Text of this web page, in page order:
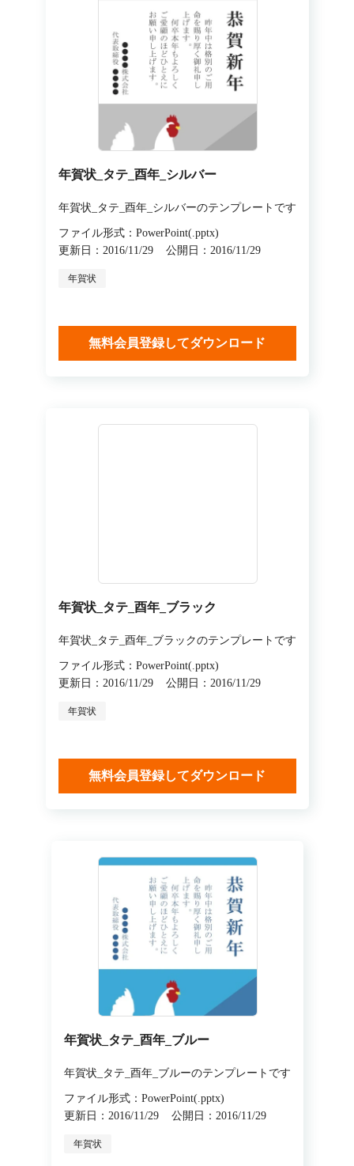
年賀状_タテ_酉年_シルバー
年賀状_タテ_酉年_シルバーのテンプレートです
ファイル形式：PowerPoint(.pptx)
更新日：2016/11/29
公開日：2016/11/29
年賀状
無料会員登録してダウンロード
年賀状_タテ_酉年_ブラック
年賀状_タテ_酉年_ブラックのテンプレートです
ファイル形式：PowerPoint(.pptx)
更新日：2016/11/29
公開日：2016/11/29
年賀状
無料会員登録してダウンロード
年賀状_タテ_酉年_ブルー
年賀状_タテ_酉年_ブルーのテンプレートです
ファイル形式：PowerPoint(.pptx)
更新日：2016/11/29
公開日：2016/11/29
年賀状